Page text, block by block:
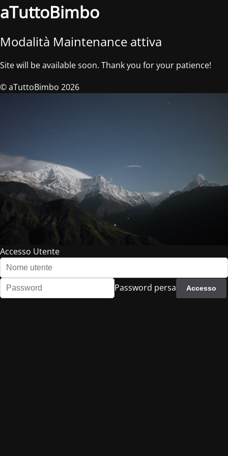
aTuttoBimbo
Modalità Maintenance attiva
Site will be available soon. Thank you for your patience!
© aTuttoBimbo 2026
Accesso Utente
Password persa